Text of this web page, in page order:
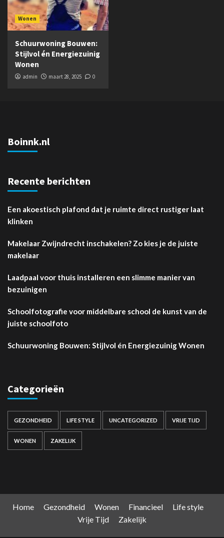
Wonen
Schuurwoning Bouwen:
Stijlvol én Energiezuinig
Wonen
admin maart 28, 2025 0
Boinnk.nl
Recente berichten
Een akoestisch plafond dat je ruimte direct rustiger laat
klinken
Makelaar Zwijndrecht inschakelen? Zo kies je de juiste
makelaar
Laadpaal voor thuis installeren een slimme manier van
bezuinigen
Schoolfotografie voor middelbare school de kunst van de
juiste schoolfoto
Schuurwoning Bouwen: Stijlvol én Energiezuinig Wonen
Categorieën
GEZONDHEID LIFE STYLE UNCATEGORIZED VRIJE TIJD
WONEN ZAKELIJK
Home Gezondheid Wonen Financieel
Life style
Vrije Tijd
Zakelijk